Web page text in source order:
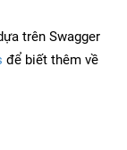
trên Swagger
để biết thêm về